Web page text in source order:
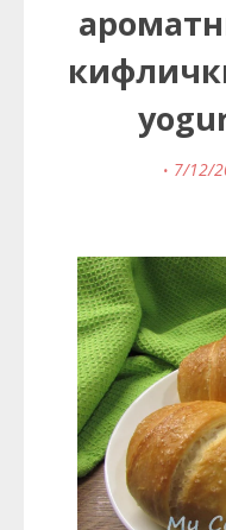
7/12/